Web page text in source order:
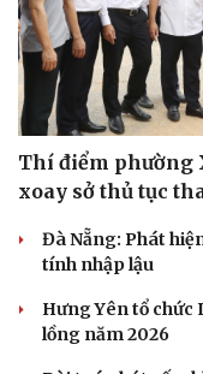
Thí điểm phường
xoay sở thủ tục
Đà Nẵng: Phát
tính nhập lậu
Hưng Yên tổ chức
lồng năm 2026